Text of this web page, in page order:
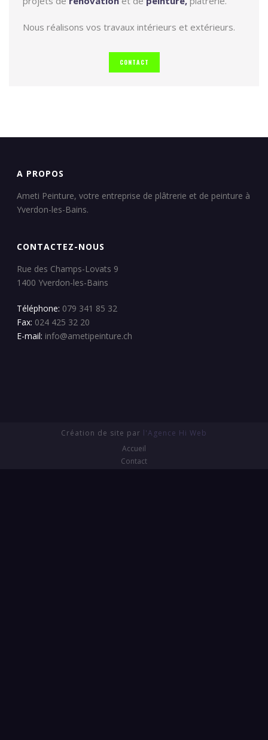
Nous réalisons vos travaux intérieurs et extérieurs.
CONTACT
A PROPOS
Ameti Peinture, votre entreprise de plâtrerie et de peinture à
Yverdon-les-Bains.
CONTACTEZ-NOUS
Rue des Champs-Lovats 9
1400 Yverdon-les-Bains
Téléphone: 079 341 85 32
Fax: 024 425 32 20
E-mail: info@ametipeinture.ch
Création de site par l'Agence Hi Web
Accueil
Contact